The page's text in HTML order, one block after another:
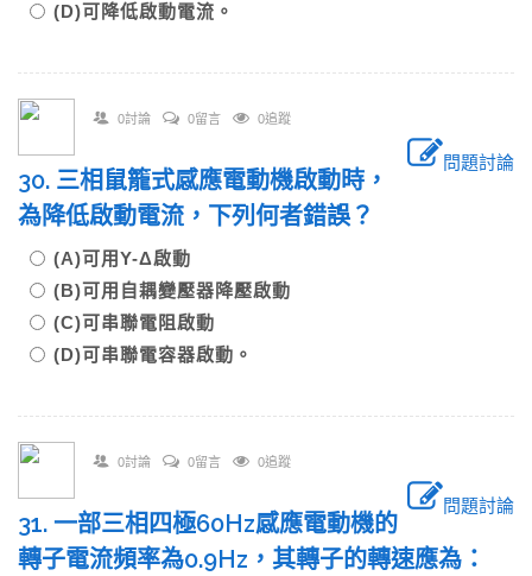
(D)可降低啟動電流。
0討論 0留言 0追蹤
問題討論
30. 三相鼠籠式感應電動機啟動時，
為降低啟動電流，下列何者錯誤？
(A)可用Y-Δ啟動
(B)可用自耦變壓器降壓啟動
(C)可串聯電阻啟動
(D)可串聯電容器啟動。
0討論 0留言 0追蹤
問題討論
31. 一部三相四極60Hz感應電動機的
轉子電流頻率為0.9Hz，其轉子的轉速應為：